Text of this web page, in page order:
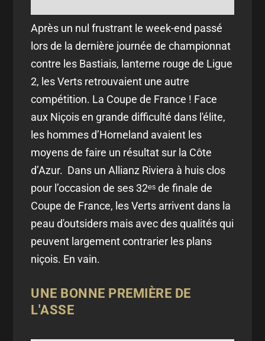
Après un nul frustrant le week-end passé
lors de la dernière journée de championnat
contre les Bastiais, lanterne rouge de Ligue
2, les Verts retrouvaient une autre
compétition. La Coupe de France ! Face
aux Niçois en grande difficulté dans l'élite,
les hommes d’Horneland avaient les
moyens de faire un résultat sur la Côte
d’Azur. Dans un Allianz Riviera à huis clos
pour l’occasion de ses 32ᵉˢ de finale de
Coupe de France, les Verts arrivent dans la
peau d'outsiders mais avec des qualités qui
peuvent largement contrarier les plans
niçois. En vain.
UNE BONNE PREMIÈRE DE
L'ASSE